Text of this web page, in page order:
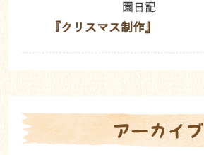
園日記
『クリスマス制作』
アーカイブ